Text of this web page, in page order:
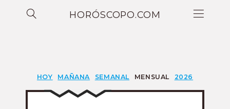
HORÓSCOPO.COM
HOY MAÑANA SEMANAL MENSUAL 2026